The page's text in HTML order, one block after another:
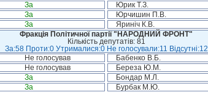
За Юрик Т.З.
За Юрчишин П.В.
За Яриніч К.В.
Фракція Політичної партії "НАРОДНИЙ ФРОНТ"
Кількість депутатів: 81
За:58 Проти:0 Утрималися:0 Не голосували:11 Відсутні:12
Не голосував Бабенко В.Б.
Не голосував Береза Ю.М.
За Бондар М.Л.
За Бурбак М.Ю.